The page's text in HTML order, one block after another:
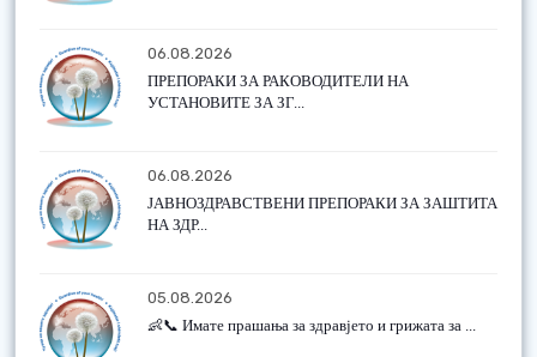
06.08.2026
ПРЕПОРАКИ ЗА РАКОВОДИТЕЛИ НА
УСТАНОВИТЕ ЗА ЗГ...
06.08.2026
ЈАВНОЗДРАВСТВЕНИ ПРЕПОРАКИ ЗА ЗАШТИТА
НА ЗДР...
05.08.2026
👶📞 Имате прашања за здравјето и грижата за ...